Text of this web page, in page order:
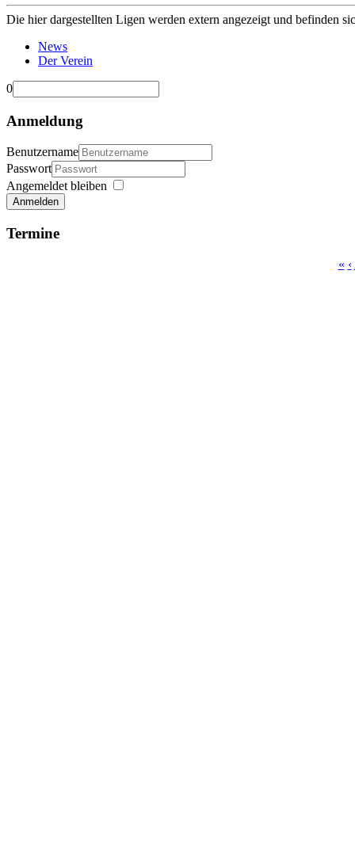
Die hier dargestellten Ligen werden extern angezeigt und befinden
News
Der Verein
0
Anmeldung
Benutzername
Passwort
Angemeldet bleiben
Anmelden
Termine
« ‹